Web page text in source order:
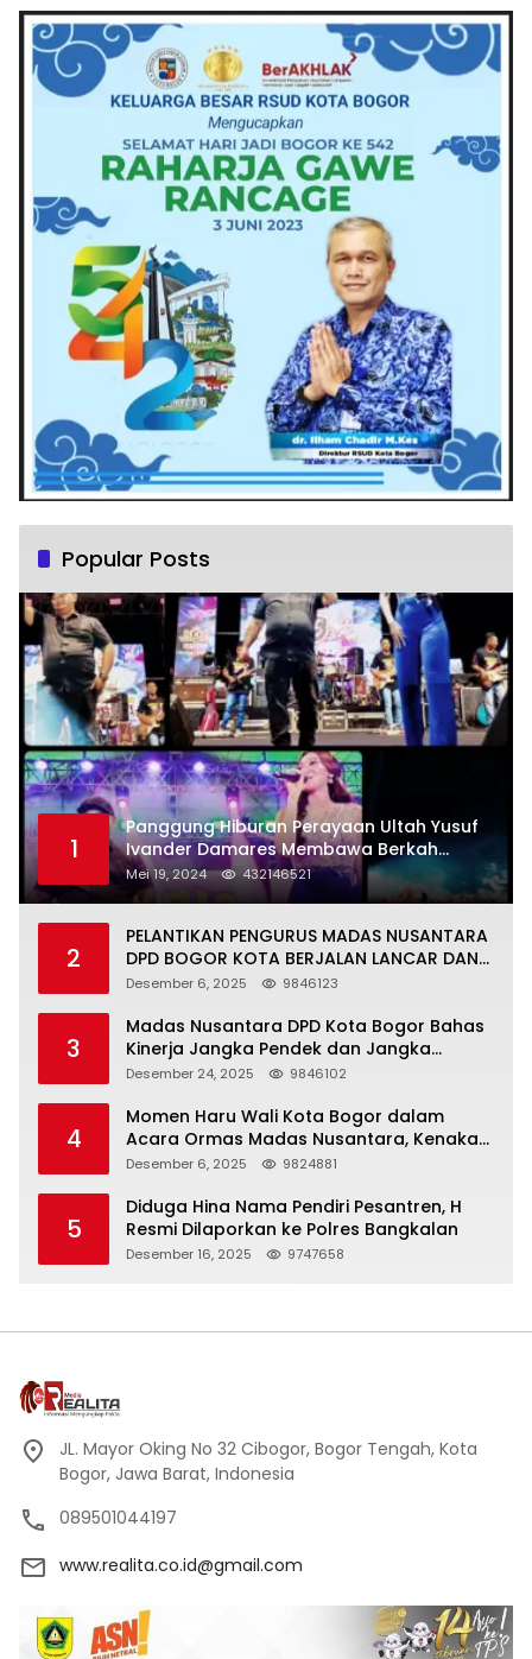
Popular Posts
1
Panggung Hiburan Perayaan Ultah Yusuf
Ivander Damares Membawa Berkah
Warga Kejapanan
Mei 19, 2024 432146521
2
PELANTIKAN PENGURUS MADAS NUSANTARA
DPD BOGOR KOTA BERJALAN LANCAR DAN
KHIDMAT
Desember 6, 2025 9846123
3
Madas Nusantara DPD Kota Bogor Bahas
Kinerja Jangka Pendek dan Jangka
Panjang
Desember 24, 2025 9846102
4
Momen Haru Wali Kota Bogor dalam
Acara Ormas Madas Nusantara, Kenakan
Peci Hitam Tinggi sebagai Simbol
Desember 6, 2025 9824881
5
Diduga Hina Nama Pendiri Pesantren, H
Resmi Dilaporkan ke Polres Bangkalan
Desember 16, 2025 9747658
JL. Mayor Oking No 32 Cibogor, Bogor Tengah, Kota
Bogor, Jawa Barat, Indonesia
089501044197
www.realita.co.id@gmail.com